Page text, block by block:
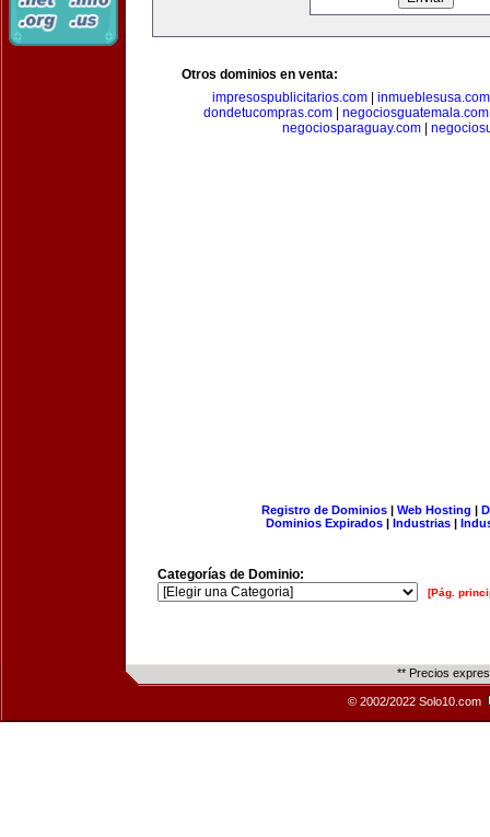
Otros dominios en venta:
impresospublicitarios.com
inmueblesusa.com
dondetucompras.com| negociosguatemala.com
negociosparaguay.com
Registro de Dominios| Web Hosting |
Dominios Expirados | Industrias |
Categorías de Dominio:
[Pág.
** Precios
© 2002/2022 Solo10.com